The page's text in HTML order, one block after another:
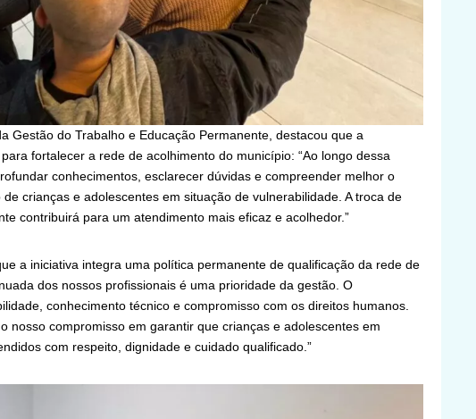
Gestão do Trabalho e Educação Permanente, destacou que a
fortalecer a rede de acolhimento do município: “Ao longo dessa
conhecimentos, esclarecer dúvidas e compreender melhor o
crianças e adolescentes em situação de vulnerabilidade. A troca de
contribuirá para um atendimento mais eficaz e acolhedor.”
a iniciativa integra uma política permanente de qualificação da rede de
dos nossos profissionais é uma prioridade da gestão. O
conhecimento técnico e compromisso com os direitos humanos.
nosso compromisso em garantir que crianças e adolescentes em
com respeito, dignidade e cuidado qualificado.”